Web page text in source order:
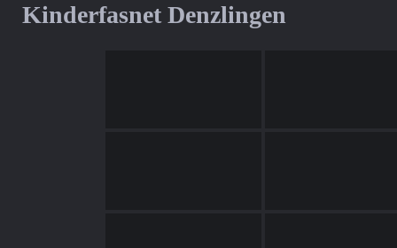
Kinderfasnet Denzlingen